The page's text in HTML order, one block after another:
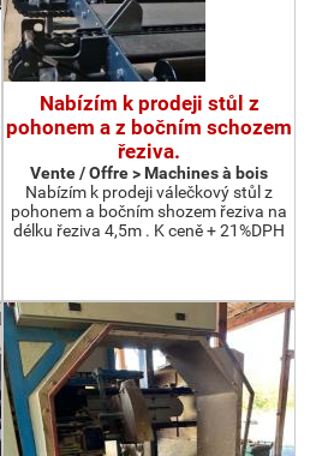
Nabízím k prodeji stůl z
pohonem a z bočním schozem
řeziva.
Vente / Offre > Machines à bois
Nabízím k prodeji válečkový stůl z
pohonem a bočním shozem řeziva na
délku řeziva 4,5m . K ceně + 21%DPH